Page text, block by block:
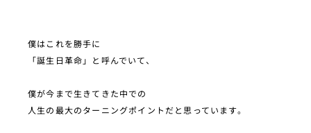
僕はこれを勝手に
「誕生日革命」と呼んでいて、
僕が今まで生きてきた中での
人生の最大のターニングポイントだと思っています。